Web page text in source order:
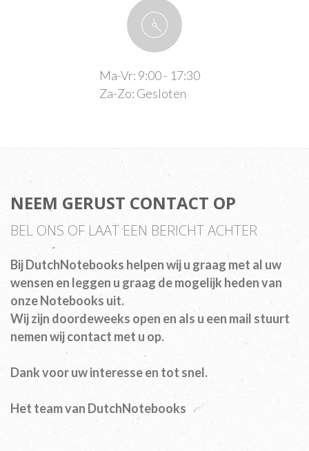
Ma-Vr: 9:00 - 17:30
Za-Zo: Gesloten
NEEM GERUST CONTACT OP
BEL ONS OF LAAT EEN BERICHT ACHTER
Bij DutchNotebooks helpen wij u graag met al uw
wensen en leggen u graag de mogelijk heden van
onze Notebooks uit.
Wij zijn doordeweeks open en als u een mail stuurt
nemen wij contact met u op.
Dank voor uw interesse en tot snel.
Het team van DutchNotebooks